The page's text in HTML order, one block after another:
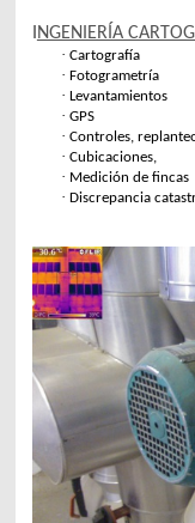
NGENIERÍA
· Cartografía
· Fotogrametría
· Levantamientos
· GPS
· Controles,
· Cubicaciones,
· Medición de fincas
· Discrepancia